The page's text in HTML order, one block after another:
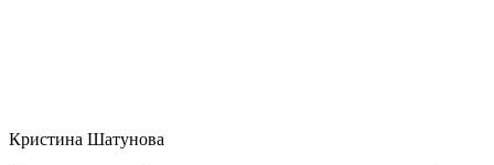
Кристина Шатунова